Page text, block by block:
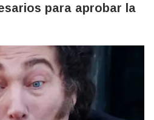
para aprobar la